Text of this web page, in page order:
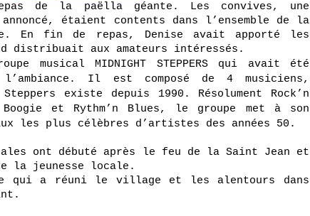
de la paëlla géante. Les convives, une
étaient contents dans l’ensemble de la
En fin de repas, Denise avait apporté les
distribuait aux amateurs intéressés.
musical MIDNIGHT STEPPERS qui avait été
Il est composé de 4 musiciens,
existe depuis 1990. Résolument Rock’n
et Rythm’n Blues, le groupe met à son
les plus célèbres d’artistes des années 50.
ont débuté après le feu de la Saint Jean et
la jeunesse locale.
qui a réuni le village et les alentours dans